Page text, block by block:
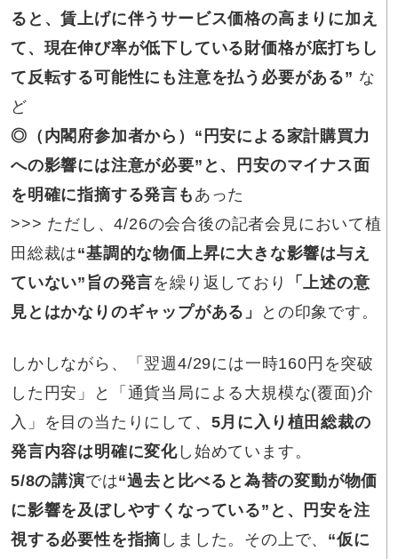
ると、賃上げに伴うサービス価格の高まりに加え
て、現在伸び率が低下している財価格が底打ちし
て反転する可能性にも注意を払う必要がある” な
ど
◎（内閣府参加者から）“円安による家計購買力
への影響には注意が必要”と、円安のマイナス面
を明確に指摘する発言も あった
>>> ただし、4/26の会合後の記者会見において植
田総裁は“基調的な物価上昇に大きな影響は与え
ていない”旨の発言を繰り返しており
「上述の意
見とはかなりのギャップがある」
との印象です。
しかしながら、「翌週4/29には一時160円を突破
した円安」と「通貨当局による大規模な(覆面)介
入」を目の当たりにして、 5月に入り植田総裁の
発言内容は明確に変化 し始めています。
5/8の講演では“過去と比べると為替の変動が物価
に影響を及ぼしやすくなっている”と、円安を注
視する必要性を指摘 しました。その上で、 “仮に